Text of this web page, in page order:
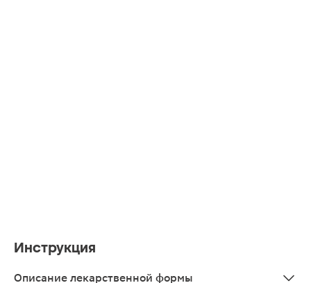
Инструкция
Описание лекарственной формы